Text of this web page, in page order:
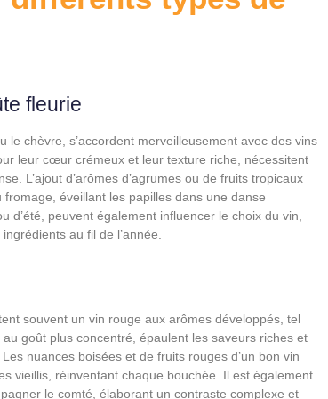
fleurie
chèvre, s’accordent merveilleusement avec des vins
leur cœur crémeux et leur texture riche, nécessitent
L’ajout d’arômes d’agrumes ou de fruits tropicaux
éveillant les papilles dans une danse
d’été, peuvent également influencer le choix du vin,
au fil de l’année.
souvent un vin rouge aux arômes développés, tel
goût plus concentré, épaulent les saveurs riches et
nuances boisées et de fruits rouges d’un bon vin
vieillis, réinventant chaque bouchée. Il est également
le comté, élaborant un contraste complexe et